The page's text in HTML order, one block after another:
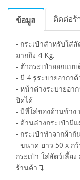
ข้อมูล ติดต่อร้
- กระเป๋าสำหรับใส่
มากถึง 4 Kg.
- ตัวกระเป๋าออกแบ
- มี 4 รูระบายอากา
- หน้าต่างระบายอา
ปิดได้
- มีที่ใส่ของด้านข้าง
- ด้านล่างกระเป๋ามี
- กระเป๋าทำจากผ้า
- ขนาด ยาว 50 x ก
กระเป๋า ใส่สัตว์เลี้ย
ร้านค้า